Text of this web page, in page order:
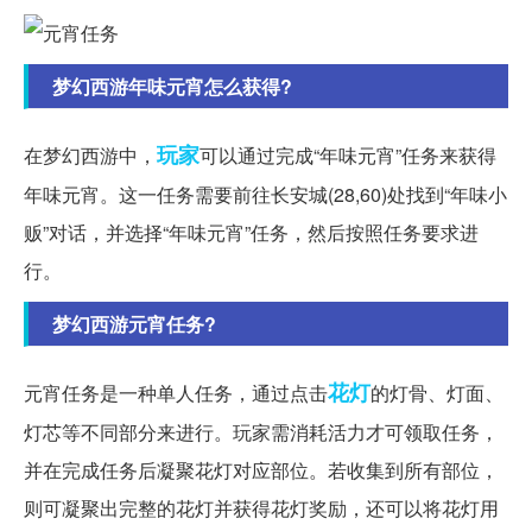
梦幻西游年味元宵怎么获得?
在梦幻西游中， 玩家可以通过完成“年味元宵”任务来获得
年味元宵。这一任务需要前往长安城(28,60)处找到“年味小
贩”对话，并选择“年味元宵”任务，然后按照任务要求进
行。
梦幻西游元宵任务?
元宵任务是一种单人任务，通过点击花灯的灯骨、灯面、
灯芯等不同部分来进行。玩家需消耗活力才可领取任务，
并在完成任务后凝聚花灯对应部位。若收集到所有部位，
则可凝聚出完整的花灯并获得花灯奖励，还可以将花灯用